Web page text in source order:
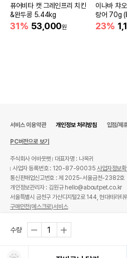
퓨어비타 캣 그레인프리 치킨
&완두콩 5.44kg
31% 53,000원
이나바 챠
랑어 70g
23%
수량
서비스 이용약관 개인정보 처리방침 입점/제
PC버전으로 보기
주식회사 어바웃펫
대표자명 : 나옥귀
사업자 등록번호 : 120-87-90035사업자정보
통신판매업신고번호 : 제 2025-서울금천-2382호
개인정보관리자 : 김원규 hello@aboutpet.co.kr
서울특별시 금천구 가산디지털2로 144, 현대테라
구매안전(에스크로)서비스